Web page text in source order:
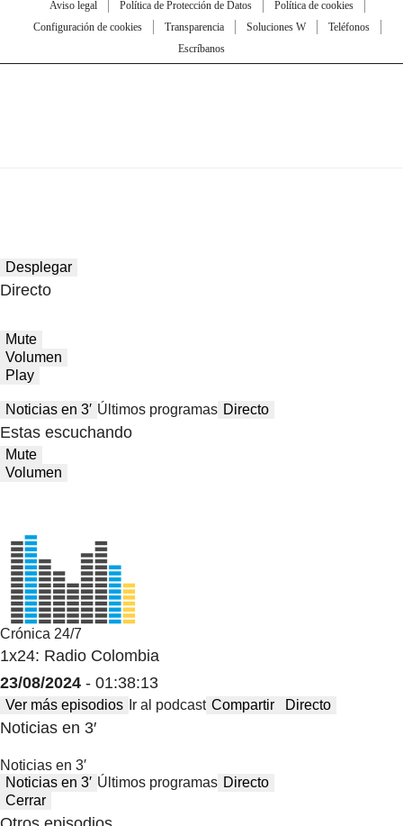
Aviso legal Política de Protección de Datos
Política de cookies
Configuración de cookies
Transparencia Soluciones W
Teléfonos
Escríbanos
Desplegar
Directo
Mute
Volumen
Play
Noticias en 3′ Últimos programas Directo
Estas escuchando
Mute
Volumen
Crónica 24/7
1x24: Radio Colombia
23/08/2024 - 01:38:13
Ver más episodios Ir al podcast Compartir Directo
Noticias en 3′
Noticias en 3′
Noticias en 3′ Últimos programas Directo
Cerrar